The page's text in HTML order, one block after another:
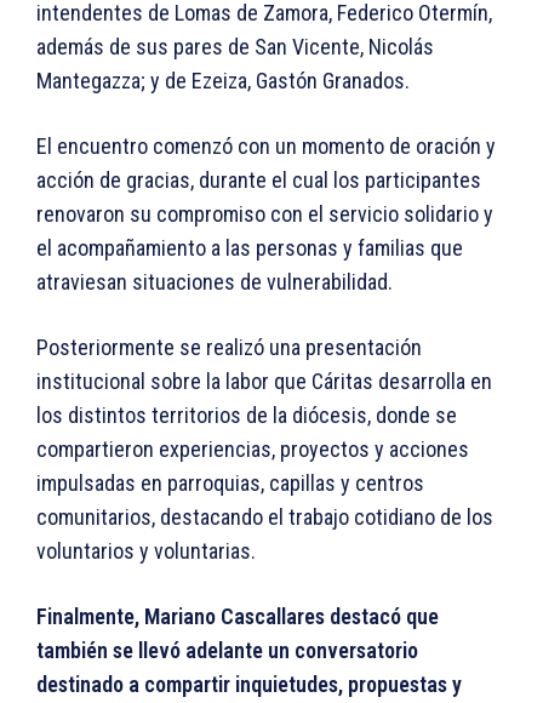
intendentes de Lomas de Zamora, Federico Otermín,
además de sus pares de San Vicente, Nicolás
Mantegazza; y de Ezeiza, Gastón Granados.
El encuentro comenzó con un momento de oración y
acción de gracias, durante el cual los participantes
renovaron su compromiso con el servicio solidario y
el acompañamiento a las personas y familias que
atraviesan situaciones de vulnerabilidad.
Posteriormente se realizó una presentación
institucional sobre la labor que Cáritas desarrolla en
los distintos territorios de la diócesis, donde se
compartieron experiencias, proyectos y acciones
impulsadas en parroquias, capillas y centros
comunitarios, destacando el trabajo cotidiano de los
voluntarios y voluntarias.
Finalmente, Mariano Cascallares destacó que
también se llevó adelante un conversatorio
destinado a compartir inquietudes, propuestas y